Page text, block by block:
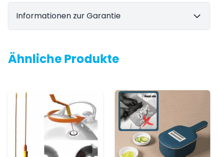
Informationen zur Garantie
Ähnliche Produkte